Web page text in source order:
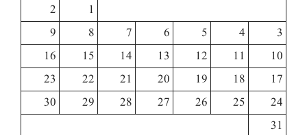
1
2
3
4
5
6
7
8
9
10
11
12
13
14
15
16
17
18
19
20
21
22
23
24
25
26
27
28
29
30
31